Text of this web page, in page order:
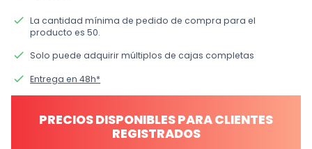
done La cantidad mínima de pedido de compra para el
producto es 50.
done Solo puede adquirir múltiplos de cajas completas
done Entrega en 48h*
PRECIOS DISPONIBLES PARA CLIENTES
REGISTRADOS